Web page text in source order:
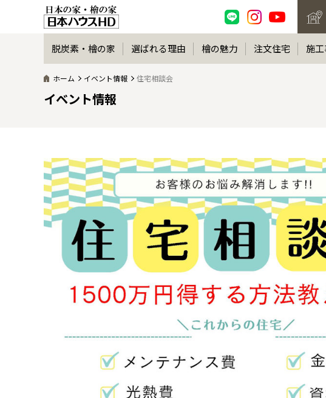
脱炭素・檜の家 選ばれる理由 檜の魅力 注文住宅 施
ホーム イベント情報 住宅相談会
イベント情報